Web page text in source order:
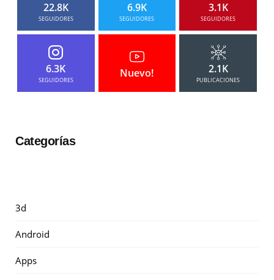
22.8K
SEGUIDORES
6.9K
SEGUIDORES
3.1K
SEGUIDORES
6.3K
SEGUIDORES
Nuevo! 2.1K
PUBLICACIONES
Categorías
3d
Android
Apps